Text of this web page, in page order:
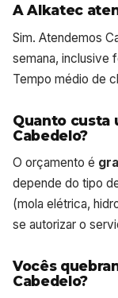
A Alkatec
Sim. Atendemos
semana, inclusive
Tempo médio de
Quanto custa
Cabedelo?
O orçamento é
depende do tipo
(mola elétrica,
se autorizar o
Vocês
Cabedelo?